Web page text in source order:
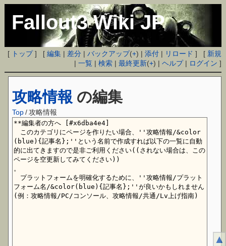
Fallout3 Wiki JP
[ トップ] [編集 | 差分 |バックアップ(+) |添付 | リロード ] [ 新規
|一覧 |検索 |最終更新(+) |ヘルプ| ログイン ]
攻略情報 の編集
Top /攻略情報
▲